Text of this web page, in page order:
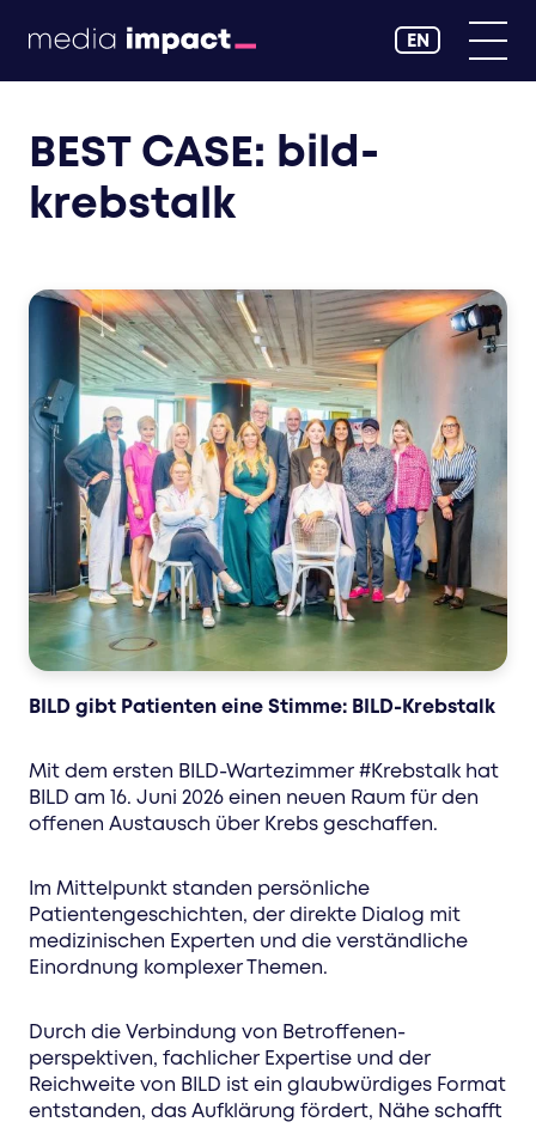
EN
BEST CASE: bild-
krebstalk
BILD gibt Patienten eine Stimme: BILD-Krebstalk
Mit dem ersten BILD-Wartezimmer #Krebstalk hat
BILD am 16. Juni 2026 einen neuen Raum für den
offenen Austausch über Krebs geschaffen.
Im Mittelpunkt standen persönliche
Patientengeschichten, der direkte Dialog mit
medizinischen Experten und die verständliche
Einordnung komplexer Themen.
Durch die Verbindung von Betroffenen-
perspektiven, fachlicher Expertise und der
Reichweite von BILD ist ein glaubwürdiges Format
entstanden, das Aufklärung fördert, Nähe schafft